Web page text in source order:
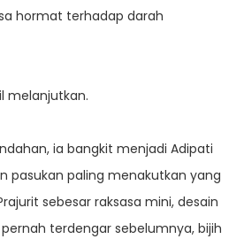
hormat terhadap darah
melanjutkan.
ia bangkit menjadi Adipati
pasukan paling menakutkan yang
sebesar raksasa mini, desain
terdengar sebelumnya, bijih